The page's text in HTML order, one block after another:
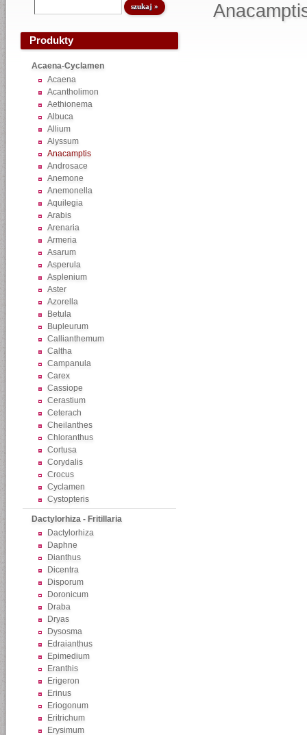
Produkty
Acaena-Cyclamen
Acaena
Acantholimon
Aethionema
Albuca
Allium
Alyssum
Anacamptis
Androsace
Anemone
Anemonella
Aquilegia
Arabis
Arenaria
Armeria
Asarum
Asperula
Asplenium
Aster
Azorella
Betula
Bupleurum
Callianthemum
Caltha
Campanula
Carex
Cassiope
Cerastium
Ceterach
Cheilanthes
Chloranthus
Cortusa
Corydalis
Crocus
Cyclamen
Cystopteris
Dactylorhiza - Fritillaria
Dactylorhiza
Daphne
Dianthus
Dicentra
Disporum
Doronicum
Draba
Dryas
Dysosma
Edraianthus
Epimedium
Eranthis
Erigeron
Erinus
Eriogonum
Eritrichum
Erysimum